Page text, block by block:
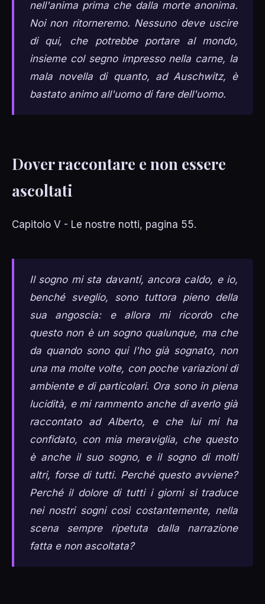
nell'anima prima che dalla morte anonima.
Noi non ritorneremo. Nessuno deve uscire
di qui, che potrebbe portare al mondo,
insieme col segno impresso nella carne, la
mala novella di quanto, ad Auschwitz, è
bastato animo all'uomo di fare dell'uomo.
Dover raccontare e non essere
ascoltati
Capitolo V - Le nostre notti, pagina 55.
Il sogno mi sta davanti, ancora caldo, e io,
benché sveglio, sono tuttora pieno della
sua angoscia: e allora mi ricordo che
questo non è un sogno qualunque, ma che
da quando sono qui l'ho già sognato, non
una ma molte volte, con poche variazioni di
ambiente e di particolari. Ora sono in piena
lucidità, e mi rammento anche di averlo già
raccontato ad Alberto, e che lui mi ha
confidato, con mia meraviglia, che questo
è anche il suo sogno, e il sogno di molti
altri, forse di tutti. Perché questo avviene?
Perché il dolore di tutti i giorni si traduce
nei nostri sogni così costantemente, nella
scena sempre ripetuta dalla narrazione
fatta e non ascoltata?